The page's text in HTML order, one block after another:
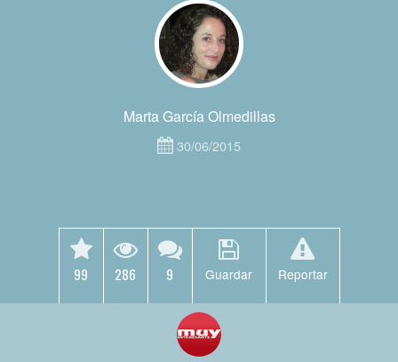
Marta García Olmedillas
30/06/2015
99 286 9 Guardar Reportar